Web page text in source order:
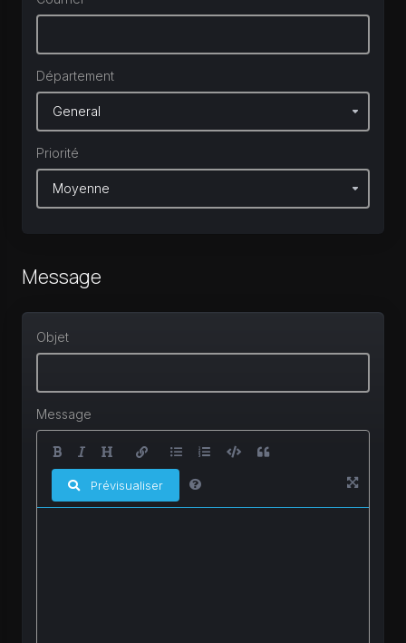
Département
Priorité
Message
Objet
Message
Prévisualiser